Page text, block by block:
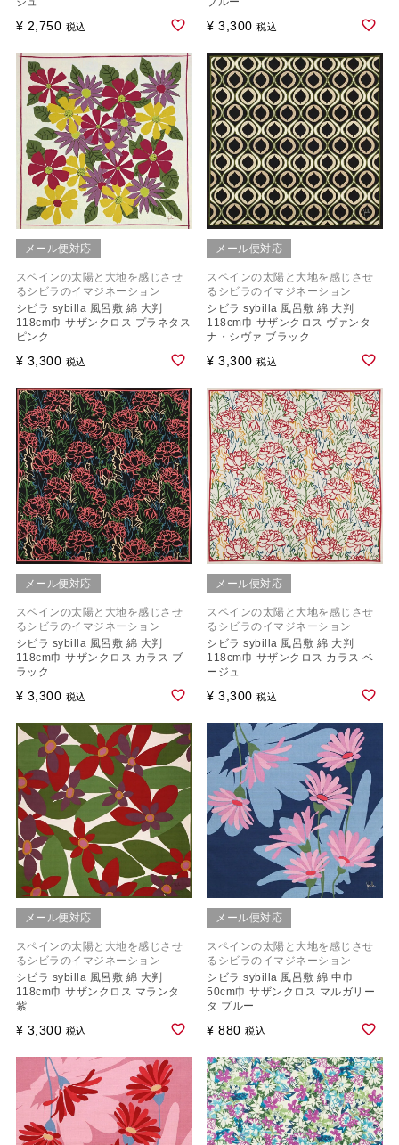
¥ 2,750 税込 ¥ 3,300 税込
メール便対応
スペインの太陽と大地を感じさせ
るシビラのイマジネーション
シビラ sybilla 風呂敷 綿 大判
118cm巾 サザンクロス プラネタス
ピンク
¥ 3,300 税込
メール便対応
スペインの太陽と大地を感じさせ
るシビラのイマジネーション
シビラ sybilla 風呂敷 綿 大判
118cm巾 サザンクロス ヴァンタ
ナ・シヴァ ブラック
¥ 3,300 税込
メール便対応
スペインの太陽と大地を感じさせ
るシビラのイマジネーション
シビラ sybilla 風呂敷 綿 大判
118cm巾 サザンクロス カラス ブ
ラック
¥ 3,300 税込
メール便対応
スペインの太陽と大地を感じさせ
るシビラのイマジネーション
シビラ sybilla 風呂敷 綿 大判
118cm巾 サザンクロス カラス ベ
ージュ
¥ 3,300 税込
メール便対応
スペインの太陽と大地を感じさせ
るシビラのイマジネーション
シビラ sybilla 風呂敷 綿 大判
118cm巾 サザンクロス マランタ
紫
¥ 3,300 税込
メール便対応
スペインの太陽と大地を感じさせ
るシビラのイマジネーション
シビラ sybilla 風呂敷 綿 中巾
50cm巾 サザンクロス マルガリー
タ ブルー
¥ 880 税込